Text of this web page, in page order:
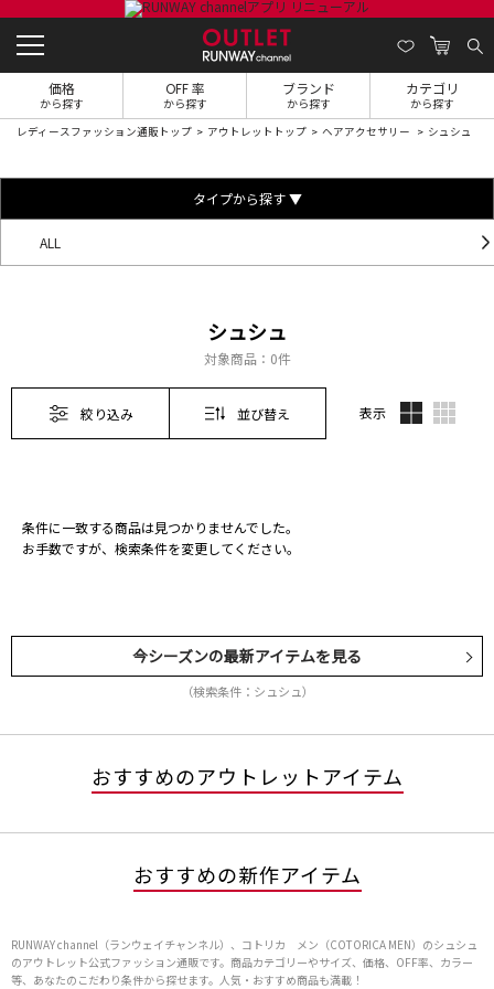
価格
から探す
OFF 率
から探す
ブランド
から探す
カテゴリ
から探す
レディースファッション通販トップ アウトレットトップ ヘアアクセサリー シュシュ
タイプから探す ▼
ALL
シュシュ
対象商品： 0件
絞り込み 並び替え 表示
条件に一致する商品は見つかりませんでした。
お手数ですが、検索条件を変更してください。
今シーズンの最新アイテムを見る
（検索条件：シュシュ）
おすすめのアウトレットアイテム
おすすめの新作アイテム
RUNWAY channel（ランウェイチャンネル）、コトリカ メン（COTORICA MEN）のシュシュ
のアウトレット公式ファッション通販です。商品カテゴリーやサイズ、価格、OFF率、カラー
等、あなたのこだわり条件から探せます。人気・おすすめ商品も満載！